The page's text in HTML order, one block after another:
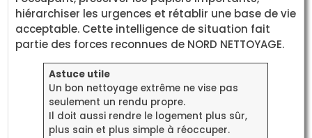
hiérarchiser les urgences et rétablir une base de vie
acceptable. Cette intelligence de situation fait
partie des forces reconnues de NORD NETTOYAGE.
Astuce utile
Un bon nettoyage extrême ne vise pas
seulement un rendu propre.
Il doit aussi rendre le logement plus sûr,
plus sain et plus simple à réoccuper.